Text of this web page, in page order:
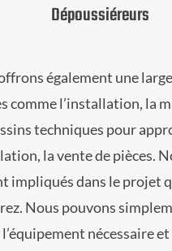
Dépoussiéreurs
également une
comme l’installation, la
techniques pour
la vente de pièces.
impliqués dans le projet
Nous pouvons
nécessaire